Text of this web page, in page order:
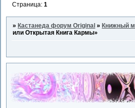
Страница:1
»Кастанеда форум Original »Книжный
или Открытая Книга Кармы»